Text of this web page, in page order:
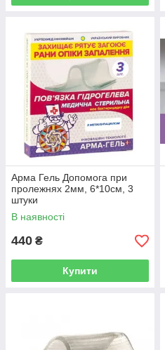
Арма Гель Допомога при
пролежнях 2мм, 6*10см, 3
штуки
В наявності
440 ₴
Купити